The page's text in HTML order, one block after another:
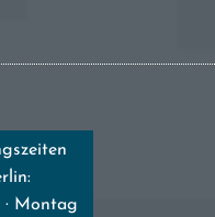
· Montag